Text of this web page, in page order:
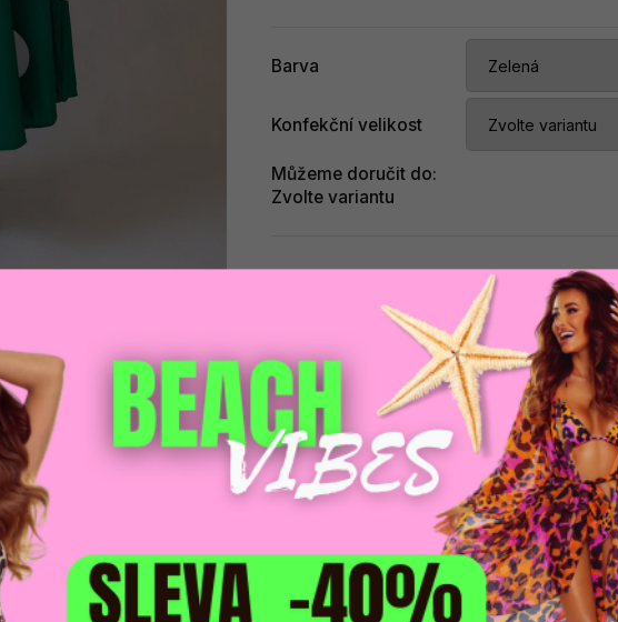
Barva
Konfekční velikost
Můžeme doručit do:
Zvolte variantu
Přidat do košíku
Zeptat se
VÁM
produktů
DOPRAVA ZDARMA
na adresu nebo pobočku
Zásilkovny